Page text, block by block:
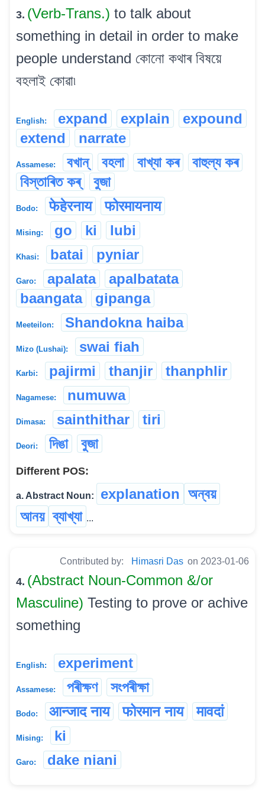
3. (Verb-Trans.) to talk about
something in detail in order to make
people understand কোনো কথাৰ বিষয়ে
বহলাই কোৱা৷
English: expand explain
expound
extend
narrate
Assamese: বখান্‌ বহলা বাখ্যা কৰ
বাহুল্য কৰ
বিস্তাৰিত কৰ্
বুজা
Bodo: फेहेरनाय फोरमायनाय
Mising: go ki lubi
Khasi: batai pyniar
Garo: apalata
apalbatata
baangata
gipanga
Meeteilon: Shandokna haiba
Mizo (Lushai): swai fiah
Karbi: pajirmi thanjir thanphlir
Nagamese: numuwa
Dimasa: sainthithar tiri
Deori: দিঙা বুজা
Different POS:
a. Abstract Noun: explanation অন্বয়
আনয় ব্যাখ্যা ...
Contributed by: Himasri Das on 2023-01-06
4. (Abstract Noun-Common &/or
Masculine) Testing to prove or achive
something
English: experiment
Assamese: পৰীক্ষণ সংপৰীক্ষা
Bodo: आन्जाद नाय फोरमान नाय मावदां
Mising: ki
Garo: dake niani